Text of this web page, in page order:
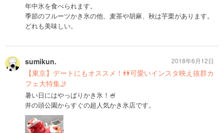
年中氷を食べられます。
季節のフルーツかき氷の他、麦茶や胡麻、秋は芋栗があります。
どれも美味しい。
sumikun.
【東京】デートにもオススメ！👫可愛いインスタ映え抜群カ
フェ大特集🤳
暑い日にはやっぱりかき氷！🍧
井の頭公園からすぐの超人気かき氷店です。
2018年6月12日